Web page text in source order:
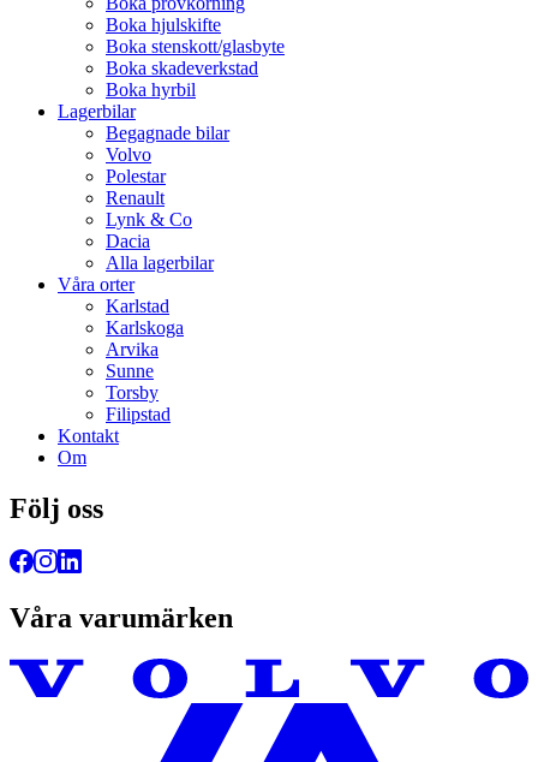
Boka hjulskifte
Boka stenskott/glasbyte
Boka skadeverkstad
Boka hyrbil
Lagerbilar
Begagnade bilar
Volvo
Polestar
Renault
Lynk & Co
Dacia
Alla lagerbilar
Våra orter
Karlstad
Karlskoga
Arvika
Sunne
Torsby
Filipstad
Kontakt
Om
Följ oss
Våra varumärken